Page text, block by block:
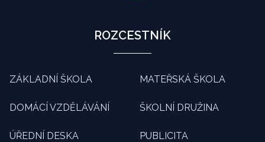
ROZCESTNÍK
ZÁKLADNÍ ŠKOLA MATEŘSKÁ ŠKOLA
DOMÁCÍ VZDĚLÁVÁNÍ ŠKOLNÍ DRUŽINA
ÚŘEDNÍ DESKA PUBLICITA